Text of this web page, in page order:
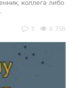
коллега либо
3 6 758